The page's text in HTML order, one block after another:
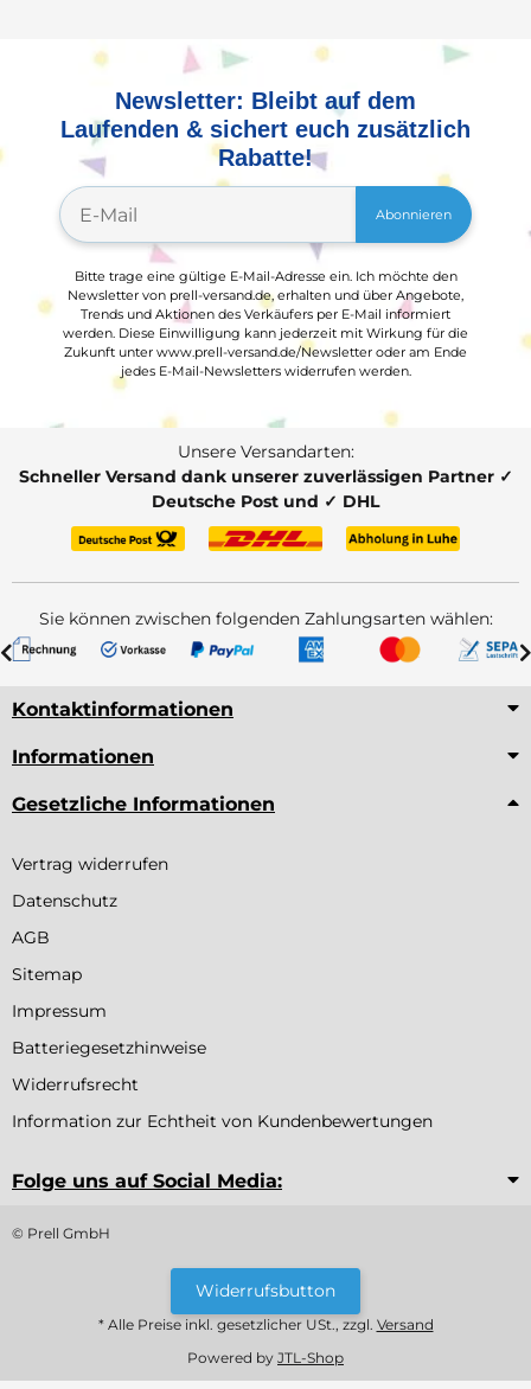
Newsletter: Bleibt auf dem
Laufenden & sichert euch zusätzlich
Rabatte!
Abonnieren
Bitte trage eine gültige E-Mail-Adresse ein. Ich möchte den
Newsletter von prell-versand.de, erhalten und über Angebote,
Trends und Aktionen des Verkäufers per E-Mail informiert
werden. Diese Einwilligung kann jederzeit mit Wirkung für die
Zukunft unter www.prell-versand.de/Newsletter oder am Ende
jedes E-Mail-Newsletters widerrufen werden.
Unsere Versandarten:
Schneller Versand dank unserer zuverlässigen Partner ✓
Deutsche Post und ✓ DHL
Sie können zwischen folgenden Zahlungsarten wählen:
Kontaktinformationen
Informationen
Gesetzliche Informationen
Vertrag widerrufen
Datenschutz
AGB
Sitemap
Impressum
Batteriegesetzhinweise
Widerrufsrecht
Information zur Echtheit von Kundenbewertungen
Folge uns auf Social Media:
© Prell GmbH
Widerrufsbutton
* Alle Preise inkl. gesetzlicher USt., zzgl. Versand
Powered by JTL-Shop